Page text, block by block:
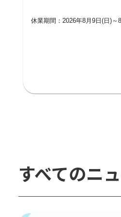
休業期間：2026年8月9日(日)～
すべてのニ